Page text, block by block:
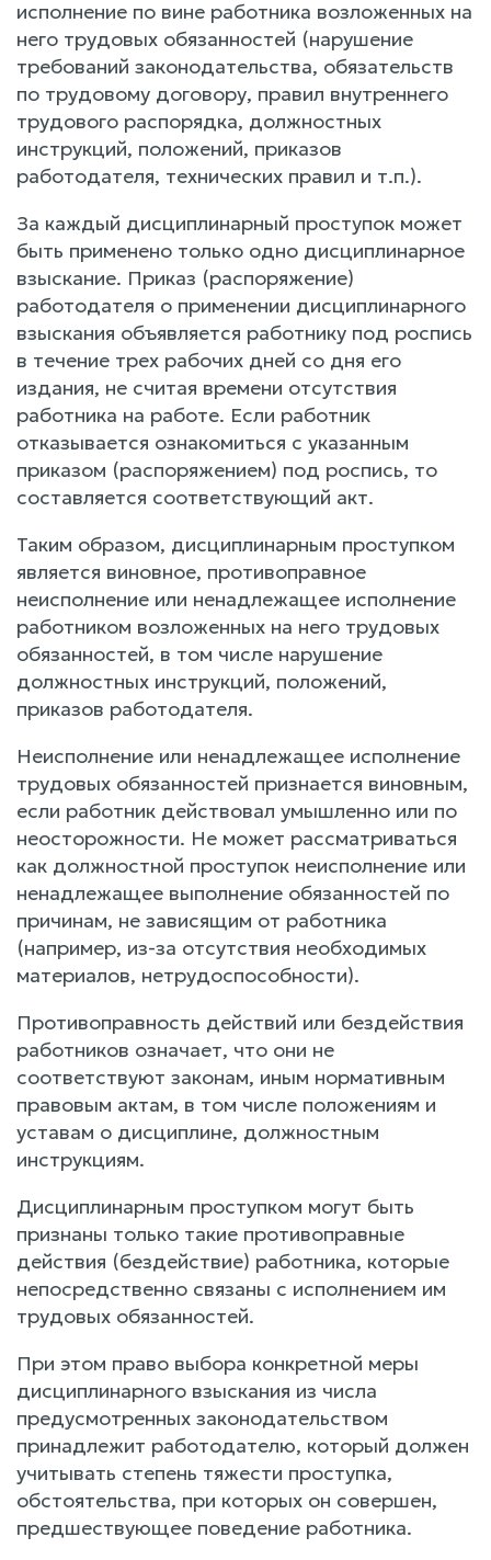
исполнение по вине работника возложенных на
него трудовых обязанностей (нарушение
требований законодательства, обязательств
по трудовому договору, правил внутреннего
трудового распорядка, должностных
инструкций, положений, приказов
работодателя, технических правил и т.п.).
За каждый дисциплинарный проступок может
быть применено только одно дисциплинарное
взыскание. Приказ (распоряжение)
работодателя о применении дисциплинарного
взыскания объявляется работнику под роспись
в течение трех рабочих дней со дня его
издания, не считая времени отсутствия
работника на работе. Если работник
отказывается ознакомиться с указанным
приказом (распоряжением) под роспись, то
составляется соответствующий акт.
Таким образом, дисциплинарным проступком
является виновное, противоправное
неисполнение или ненадлежащее исполнение
работником возложенных на него трудовых
обязанностей, в том числе нарушение
должностных инструкций, положений,
приказов работодателя.
Неисполнение или ненадлежащее исполнение
трудовых обязанностей признается виновным,
если работник действовал умышленно или по
неосторожности. Не может рассматриваться
как должностной проступок неисполнение или
ненадлежащее выполнение обязанностей по
причинам, не зависящим от работника
(например, из-за отсутствия необходимых
материалов, нетрудоспособности).
Противоправность действий или бездействия
работников означает, что они не
соответствуют законам, иным нормативным
правовым актам, в том числе положениям и
уставам о дисциплине, должностным
инструкциям.
Дисциплинарным проступком могут быть
признаны только такие противоправные
действия (бездействие) работника, которые
непосредственно связаны с исполнением им
трудовых обязанностей.
При этом право выбора конкретной меры
дисциплинарного взыскания из числа
предусмотренных законодательством
принадлежит работодателю, который должен
учитывать степень тяжести проступка,
обстоятельства, при которых он совершен,
предшествующее поведение работника.